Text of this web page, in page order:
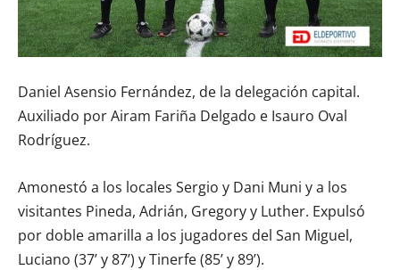
Daniel Asensio Fernández, de la delegación capital.
Auxiliado por Airam Fariña Delgado e Isauro Oval
Rodríguez.
Amonestó a los locales Sergio y Dani Muni y a los
visitantes Pineda, Adrián, Gregory y Luther. Expulsó
por doble amarilla a los jugadores del San Miguel,
Luciano (37’ y 87’) y Tinerfe (85’ y 89’).